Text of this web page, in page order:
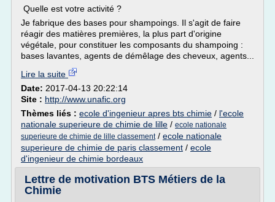
Quelle est votre activité ?
Je fabrique des bases pour shampoings. Il s'agit de faire
réagir des matières premières, la plus part d'origine
végétale, pour constituer les composants du shampoing :
bases lavantes, agents de démêlage des cheveux, agents...
Lire la suite
Date: 2017-04-13 20:22:14
Site : http://www.unafic.org
Thèmes liés : ecole d'ingenieur apres bts chimie / l'ecole
nationale superieure de chimie de lille / ecole nationale
superieure de chimie de lille classement/ ecole nationale
superieure de chimie de paris classement / ecole
d'ingenieur de chimie bordeaux
Lettre de motivation BTS Métiers de la
Chimie